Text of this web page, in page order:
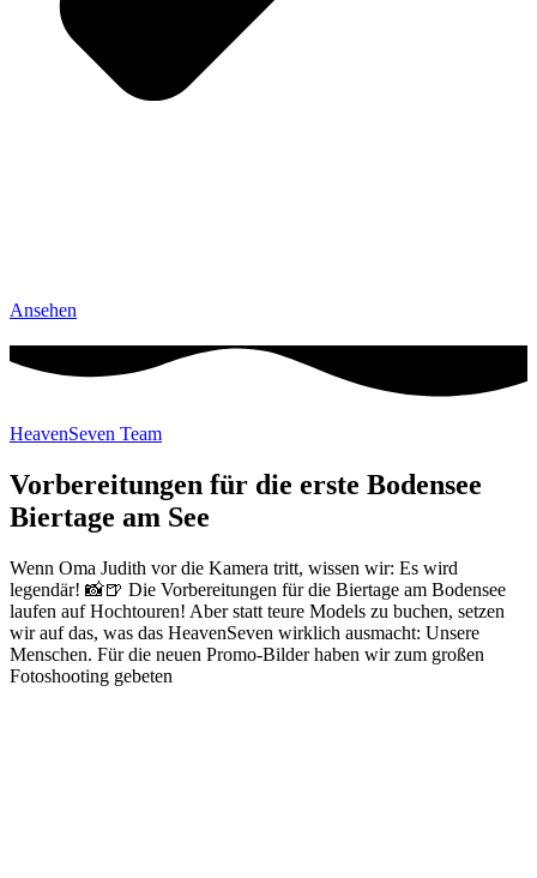
Ansehen
HeavenSeven Team
Vorbereitungen für die erste Bodensee
Biertage am See
Wenn Oma Judith vor die Kamera tritt, wissen wir: Es wird
legendär! 📸🍺 Die Vorbereitungen für die Biertage am Bodensee
laufen auf Hochtouren! Aber statt teure Models zu buchen, setzen
wir auf das, was das HeavenSeven wirklich ausmacht: Unsere
Menschen. Für die neuen Promo-Bilder haben wir zum großen
Fotoshooting gebeten